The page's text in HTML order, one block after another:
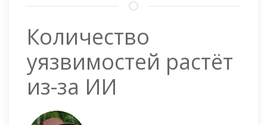
Количество
уязвимостей растёт
из-за ИИ